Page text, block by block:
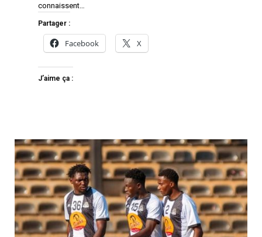
connaissent…
Partager :
Facebook X
J’aime ça :